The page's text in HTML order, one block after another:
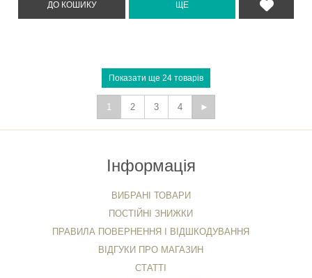
1 2 3 4
Інформація
ВИБРАНІ ТОВАРИ
ПОСТІЙНІ ЗНИЖКИ
ПРАВИЛА ПОВЕРНЕННЯ І ВІДШКОДУВАННЯ
ВІДГУКИ ПРО МАГАЗИН
СТАТТІ